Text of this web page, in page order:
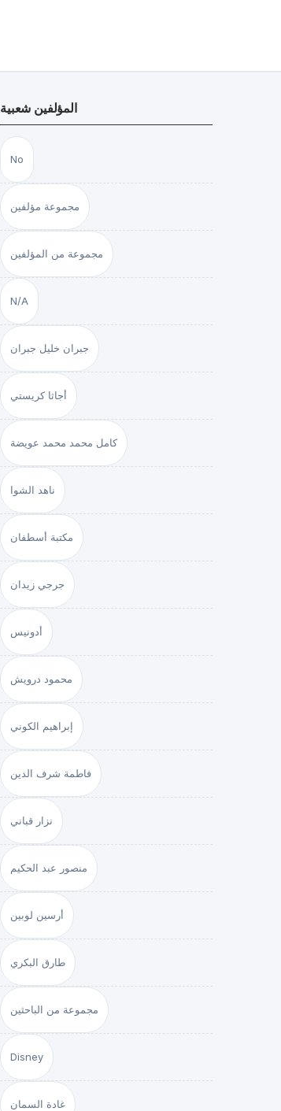
المؤلفين شعبية
No
مجموعة مؤلفين
مجموعة من المؤلفين
N/A
جبران خليل جبران
أجاثا كريستي
كامل محمد محمد عويضة
ناهد الشوا
مكتبة أسطفان
جرجي زيدان
أدونيس
محمود درويش
إبراهيم الكوني
فاطمة شرف الدين
نزار قباني
منصور عبد الحكيم
أرسين لوبين
طارق البكري
مجموعة من الباحثين
Disney
غادة السمان